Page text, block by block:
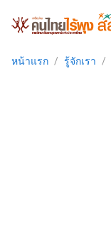
หน้าแรก / รู้จักเรา /